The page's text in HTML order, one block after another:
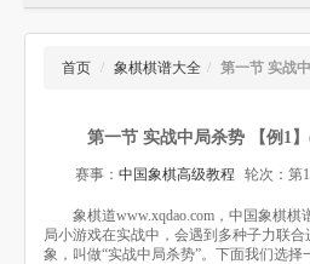
大师对局
象棋棋谱
象棋小游戏
首页 / 象棋棋谱大全 / 第一节 实战
第一节 实战中局杀势 【例1
赛事： 中国象棋高级教程 轮次：第
象棋道www.xqdao.com，中国象棋
局小游戏在实战中，会遇到多种子力联
象，叫做“实战中局杀势”。下面我们选